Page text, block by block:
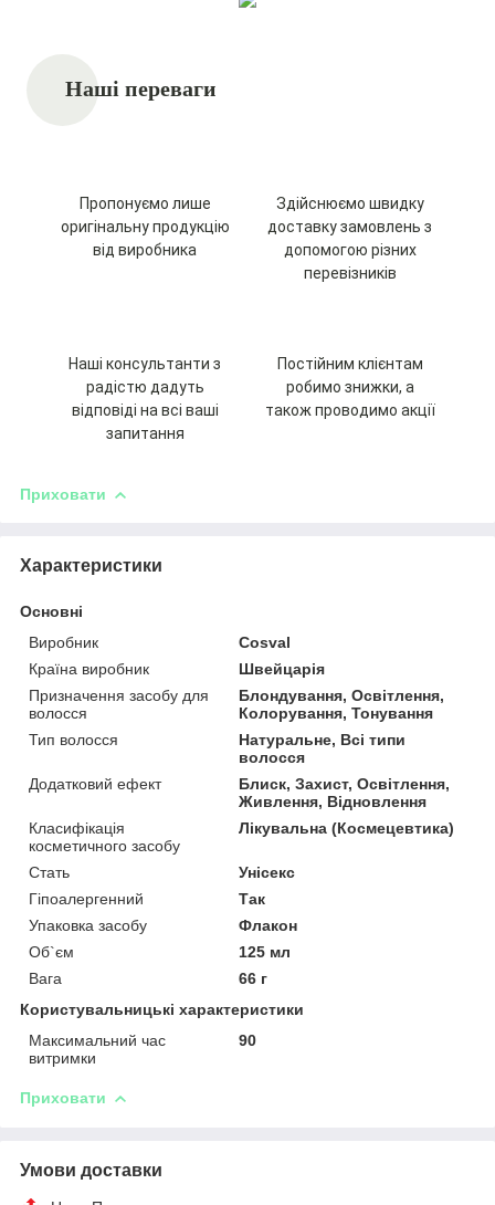
Наші переваги
Пропонуємо лише
оригінальну продукцію
від виробника
Здійснюємо швидку
доставку замовлень з
допомогою різних
перевізників
Наші консультанти з
радістю дадуть
відповіді на всі ваші
запитання
Постійним клієнтам
робимо знижки, а
також проводимо акції
Приховати
Характеристики
Основні
Виробник
Cosval
Країна виробник
Швейцарія
Призначення засобу для
волосся
Блондування, Освітлення,
Колорування, Тонування
Тип волосся
Натуральне, Всі типи
волосся
Додатковий ефект
Блиск, Захист, Освітлення,
Живлення, Відновлення
Класифікація
косметичного засобу
Лікувальна (Космецевтика)
Стать
Унісекс
Гіпоалергенний
Так
Упаковка засобу
Флакон
Об`єм
125 мл
Вага
66 г
Користувальницькі характеристики
Максимальний час
витримки
90
Приховати
Умови доставки